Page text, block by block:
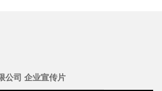
公司 企业宣传片